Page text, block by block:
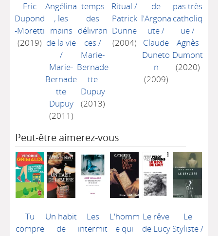
Eric
Dupond
-Moretti
(2019)
Angélina
, les
mains
de la vie
/
Marie-
Bernade
tte
Dupuy
(2011)
temps
des
délivran
ces /
Marie-
Bernade
tte
Dupuy
(2013)
Ritual /
Patrick
Dunne
(2004)
de
l'Argona
ute/
Claude
Duneto
n
(2009)
pas très
catholiq
ue/
Agnès
Dumont
(2020)
Peut-être aimerez-vous
Tu
compre
Un habit
de
Les
intermit
L'homm
e qui
Le rêve
de Lucy
Le
Styliste/